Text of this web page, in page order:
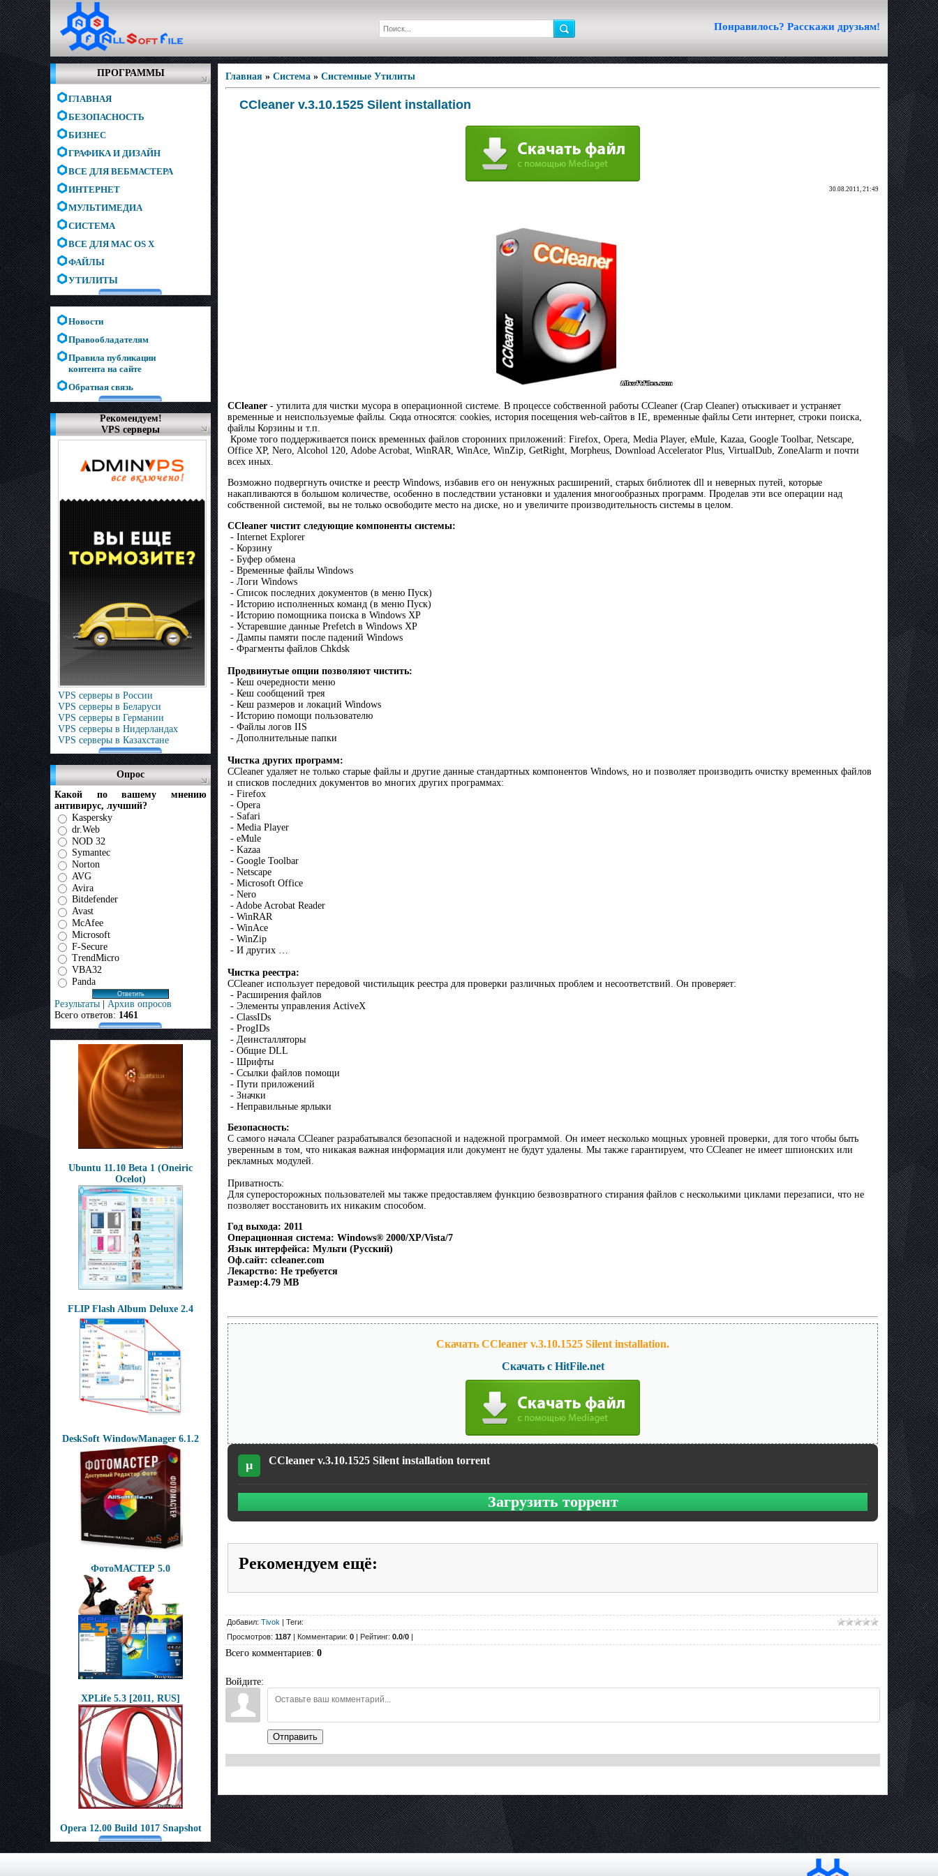
Понравилось? Расскажи друзьям!
ПРОГРАММЫ
ГЛАВНАЯ
БЕЗОПАСНОСТЬ
БИЗНЕС
ГРАФИКА И ДИЗАЙН
ВСЕ ДЛЯ ВЕБМАСТЕРА
ИНТЕРНЕТ
МУЛЬТИМЕДИА
СИСТЕМА
ВСЕ ДЛЯ MAC OS X
ФАЙЛЫ
УТИЛИТЫ
Новости
Правообладателям
Правила публикации
контента на сайте
Обратная связь
Рекомендуем!
VPS серверы
VPS серверы в России
VPS серверы в Беларуси
VPS серверы в Германии
VPS серверы в Нидерландах
VPS серверы в Казахстане
Опрос
Какой по вашему мнению
антивирус, лучший?
Kaspersky
dr.Web
NOD 32
Symantec
Norton
AVG
Avira
Bitdefender
Avast
McAfee
Microsoft
F-Secure
TrendMicro
VBA32
Panda
Результаты | Архив опросов
Всего ответов: 1461
Ubuntu 11.10 Beta 1 (Oneiric
Ocelot)
FLIP Flash Album Deluxe 2.4
DeskSoft WindowManager 6.1.2
ФотоМАСТЕР 5.0
XPLife 5.3 [2011, RUS]
Opera 12.00 Build 1017 Snapshot
Главная » Система » Системные Утилиты
CCleaner v.3.10.1525 Silent installation
30.08.2011, 21:49
CCleaner - утилита для чистки мусора в операционной системе. В процессе собственной работы CCleaner (Crap Cleaner) отыскивает и устраняет
временные и неиспользуемые файлы. Сюда относятся: cookies, история посещения web-сайтов в IE, временные файлы Сети интернет, строки поиска,
файлы Корзины и т.п.
Кроме того поддерживается поиск временных файлов сторонних приложений: Firefox, Opera, Media Player, eMule, Kazaa, Google Toolbar, Netscape,
Office XP, Nero, Alcohol 120, Adobe Acrobat, WinRAR, WinAce, WinZip, GetRight, Morpheus, Download Accelerator Plus, VirtualDub, ZoneAlarm и почти
всех иных.
Возможно подвергнуть очистке и реестр Windows, избавив его он ненужных расширений, старых библиотек dll и неверных путей, которые
накапливаются в большом количестве, особенно в последствии установки и удаления многообразных программ. Проделав эти все операции над
собственной системой, вы не только освободите место на диске, но и увеличите производительность системы в целом.
CCleaner чистит следующие компоненты системы:
- Internet Explorer
- Корзину
- Буфер обмена
- Временные файлы Windows
- Логи Windows
- Список последних документов (в меню Пуск)
- Историю исполненных команд (в меню Пуск)
- Историю помощника поиска в Windows XP
- Устаревшие данные Prefetch в Windows XP
- Дампы памяти после падений Windows
- Фрагменты файлов Chkdsk
Продвинутые опции позволяют чистить:
- Кеш очередности меню
- Кеш сообщений трея
- Кеш размеров и локаций Windows
- Историю помощи пользователю
- Файлы логов IIS
- Дополнительные папки
Чистка других программ:
CCleaner удаляет не только старые файлы и другие данные стандартных компонентов Windows, но и позволяет производить очистку временных файлов
и списков последних документов во многих других программах:
- Firefox
- Opera
- Safari
- Media Player
- eMule
- Kazaa
- Google Toolbar
- Netscape
- Microsoft Office
- Nero
- Adobe Acrobat Reader
- WinRAR
- WinAce
- WinZip
- И других …
Чистка реестра:
CCleaner использует передовой чистильщик реестра для проверки различных проблем и несоответствий. Он проверяет:
- Расширения файлов
- Элементы управления ActiveX
- ClassIDs
- ProgIDs
- Деинсталляторы
- Общие DLL
- Шрифты
- Ссылки файлов помощи
- Пути приложений
- Значки
- Неправильные ярлыки
Безопасность:
С самого начала CCleaner разрабатывался безопасной и надежной программой. Он имеет несколько мощных уровней проверки, для того чтобы быть
уверенным в том, что никакая важная информация или документ не будут удалены. Мы также гарантируем, что CCleaner не имеет шпионских или
рекламных модулей.
Приватность:
Для суперосторожных пользователей мы также предоставляем функцию безвозвратного стирания файлов с несколькими циклами перезаписи, что не
позволяет восстановить их никаким способом.
Год выхода: 2011
Операционная система: Windows® 2000/XP/Vista/7
Язык интерфейса: Мульти (Русский)
Оф.сайт: ccleaner.com
Лекарство: Не требуется
Размер:4.79 MB
Скачать CCleaner v.3.10.1525 Silent installation.
Скачать с HitFile.net
µ CCleaner v.3.10.1525 Silent installation torrent
Загрузить торрент
Рекомендуем ещё:
Добавил: Tivok | Теги:
Просмотров: 1187 | Комментарии: 0 | Рейтинг: 0.0/0 |
Всего комментариев: 0
Войдите:
Отправить